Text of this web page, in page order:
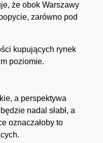
że obok Warszawy
zarówno pod
kupujących rynek
poziomie.
a perspektywa
nadal słabł, a
oznaczałoby to